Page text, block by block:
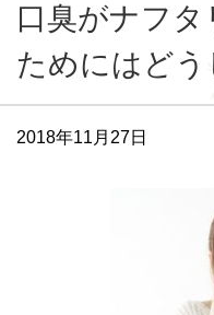
口臭がナフ
ためにはどう
2018年11月27日